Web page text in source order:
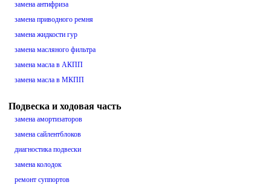
замена антифриза
замена приводного ремня
замена жидкости гур
замена масляного фильтра
замена масла в АКПП
замена масла в МКПП
Подвеска и ходовая часть
замена амортизаторов
замена сайлентблоков
диагностика подвески
замена колодок
ремонт суппортов